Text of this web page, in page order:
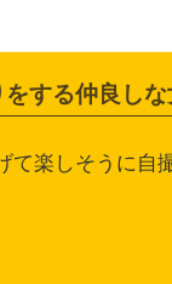
する仲良し
て楽しそうに自